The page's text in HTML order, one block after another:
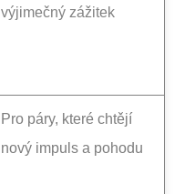
výjimečný zážitek
Pro páry, které chtějí
nový impuls a pohodu